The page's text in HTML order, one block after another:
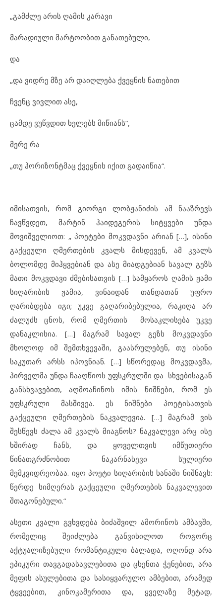
„გამძლე არის ღამის კარავი
მარადიული მარტოობით განათებული,
და
„და ვიდრე მზე არ დაიღლება ქვეყნის ნათებით
ჩვენც ვივლით ასე,
ცამდე ვუწვდით ხელებს მიწიანს“,
მერე რა
„თუ ჰორიზონტმაც ქვეყნის იქით გადაიწია“.
იმისათვის, რომ გიორგი ლობჟანიძის ამ ნააზრევს
ჩავწვდეთ, მარტინ ჰაიდეგერის სიტყვები უნდა
მოვიშველიოთ: „ პოეტები მოკვდავნი არიან […], ისინი
გაქცეული ღმერთების კვალს მისდევენ, ამ კვალს
ბოლომდე მიჰყვებიან და ასე მიადგებიან სავალ გეზს
მათი მოკვდავი ძმებისათვის […] სამყაროს ღამის ჟამი
სიღარიბის ჟამია, ვინაიდან თანდათან უფრო
ღარიბდება იგი; უკვე გაღარიბებულია, რაკიღა არ
ძალუძს ცნოს, რომ ღმერთის მოსაკლისება უკვე
დანაკლისია. […] მაგრამ სავალ გეზს მოკვდავნი
მხოლოდ იმ შემთხვევაში, გაასრულებენ, თუ ისინი
საკუთარ არსს იპოვნიან. […] სწორედაც მოკვდავმა,
პირველმა უნდა ჩააღწიოს უფსკრულში და სხვებისაგან
განსხვავებით, აღმოაჩინოს იმის ნიშნები, რომ ეს
უფსკრული მასშივეა. ეს ნიშნები პოეტისათვის
გაქცეული ღმერთების ნაკვალევია. […] მაგრამ ვის
შესწევს ძალა ამ კვალს მიაგნოს? ნაკვალევი არც ისე
ხშირად ჩანს, და ყოველთვის იმწუთიერი
წინათგრძნობით ნაკარნახევი სულიერი
მემკვიდრეობაა. იყო პოეტი სიღარიბის ხანაში ნიშნავს:
წერდე სიმღერას გაქცეული ღმერთების ნაკვალევით
შთაგონებული.“
ასეთი კვალი გვხვდება ბიძაშვილ ამორინოს ამბავში,
რომელიც შეიძლება განვიხილოთ როგორც
აქტუალიზებული რომანტიკული ბალადა, ოღონდ არა
ეპიკური თავგადასავლებითა და ცხენთა ჭენებით, არა
მეფის ასულებითა და სასიყვარულო ამბებით, არამედ
ტყვეებით, კინოკამერითა და, ყველაზე მეტად,